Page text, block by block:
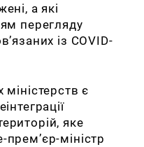
а які
перегляду
із COVID-
є
яке
міністр